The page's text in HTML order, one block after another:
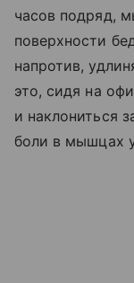
часов подряд,
поверхности
напротив,
это, сидя на
и наклониться
боли в мышцах